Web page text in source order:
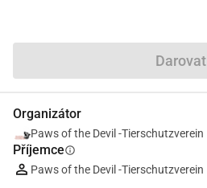
Darovat
Organizátor
Paws of the Devil -Tierschutzverein
Příjemceinfo
Paws of the Devil -Tierschutzverein